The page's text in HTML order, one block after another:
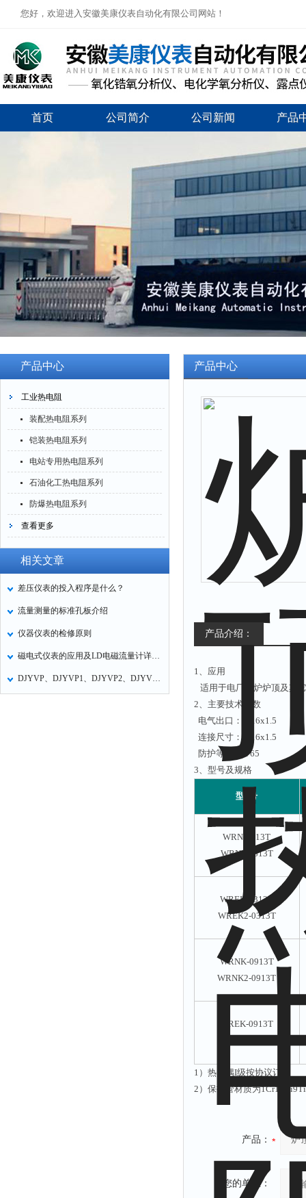
您好，欢迎进入安徽美康仪表自动化有限公司网站！
首页 公司简介 公司新闻 产品
产品中心
工业热电阻
装配热电阻系列
铠装热电阻系列
电站专用热电阻系列
石油化工热电阻系列
防爆热电阻系列
查看更多
相关文章
差压仪表的投入程序是什么？
流量测量的标准孔板介绍
仪器仪表的检修原则
磁电式仪表的应用及LD电磁流量计详细说明
DJYVP、DJYVP1、DJYVP2、DJYVPR、DJYP电子计算机控制电缆
产品中心
产品介绍：
1、应用
适用于电厂锅炉炉顶及其
2、主要技术参数
电气出口：M16x1.5
连接尺寸：M16x1.5
防护等级：IP65
3、型号及规格
型 号
WRN-0313T
WRN2-0313T
WREK-0313T
WREK2-0313T
WRNK-0913T
WRNK2-0913T
WREK-0913T
1）热电偶I级按协议订货
2 ）保护管材质为
产品：
您的单位：